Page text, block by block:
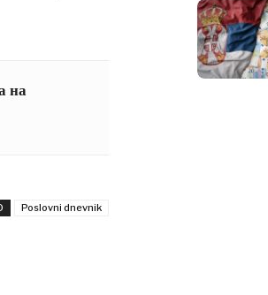
на
Poslovni dnevnik